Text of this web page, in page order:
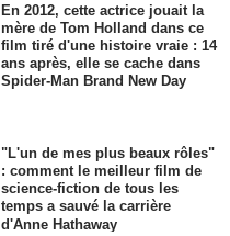
En 2012, cette actrice jouait la
mère de Tom Holland dans ce
film tiré d'une histoire vraie : 14
ans après, elle se cache dans
Spider-Man Brand New Day
"L'un de mes plus beaux rôles"
: comment le meilleur film de
science-fiction de tous les
temps a sauvé la carrière
d'Anne Hathaway